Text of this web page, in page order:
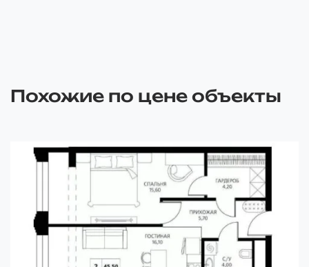
Похожие по цене объекты